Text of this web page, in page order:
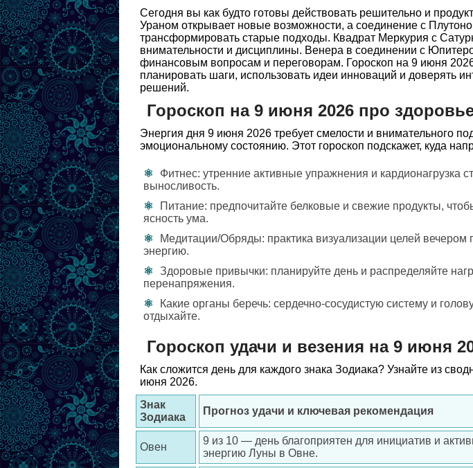
Сегодня вы как будто готовы действовать решительно и
Ураном открывает новые возможности, а соединение с
трансформировать старые подходы. Квадрат Меркурия с
внимательности и дисциплины. Венера в соединении с
финансовым вопросам и переговорам. Гороскоп на 9 июня
планировать шаги, использовать идеи инноваций и доверять
решений.
Гороскоп на 9 июня 2026 про
Энергия дня 9 июня 2026 требует смелости и внимательного
эмоциональному состоянию. Этот гороскоп подскажет, куда
Фитнес: утренние активные упражнения и кардионагрузка
выносливость.
Питание: предпочитайте белковые и свежие продукты,
ясность ума.
Медитации/Обряды: практика визуализации целей вечером
энергию.
Здоровые привычки: планируйте день и распределяйте
перенапряжения.
Какие органы беречь: сердечно-сосудистую систему и
отдыхайте.
Гороскоп удачи и везения на 9 июня
Как сложится день для каждого знака Зодиака? Узнайте из
июня 2026.
Знак
Зодиака
Прогноз удачи и ключевая рекомендация
Овен
9 из 10 — день благоприятен для инициатив и
энергию Луны в Овне.